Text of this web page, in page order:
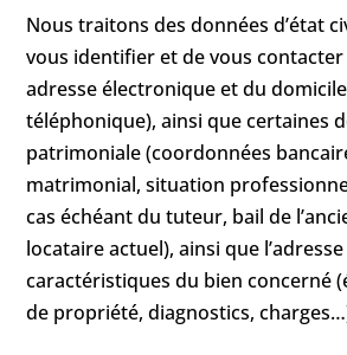
Nous traitons des données d’état
vous identifier et de vous
adresse électronique et du
téléphonique), ainsi que certaines
patrimoniale (coordonnées
matrimonial, situation
cas échéant du tuteur, bail de
locataire actuel), ainsi que
caractéristiques du bien concerné
de propriété, diagnostics,